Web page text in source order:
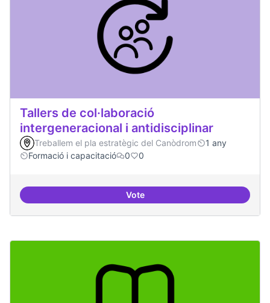
Tallers de col·laboració
intergeneracional i antidisciplinar
Treballem el pla estratègic del Canòdrom
1 any
Formació i capacitació
0 0
VoteTallers de col·laboració